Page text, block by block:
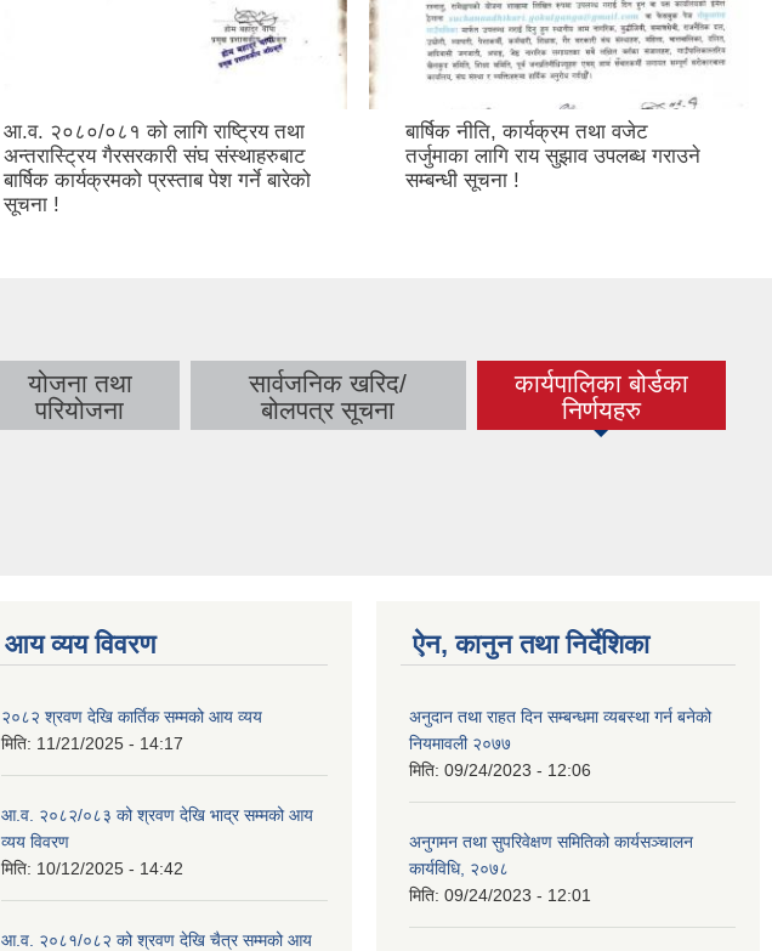
आ.व. २०८०/०८१ को लागि राष्ट्रिय तथा
अन्तरास्ट्रिय गैरसरकारी संघ संस्थाहरुबाट
बार्षिक कार्यक्रमको प्रस्ताब पेश गर्ने बारेको
सूचना !
बार्षिक नीति, कार्यक्रम तथा वजेट
तर्जुमाका लागि राय सुझाव उपलब्ध गराउने
सम्बन्धी सूचना !
योजना तथा
परियोजना
सार्वजनिक खरिद/
बोलपत्र सूचना
कार्यपालिका बोर्डका
निर्णयहरु
(active tab)
आय व्यय विवरण
२०८२ श्रवण देखि कार्तिक सम्मको आय व्यय
मिति: 11/21/2025 - 14:17
आ.व. २०८२/०८३ को श्रवण देखि भाद्र सम्मको आय
व्यय विवरण
मिति: 10/12/2025 - 14:42
आ.व. २०८१/०८२ को श्रवण देखि चैत्र सम्मको आय
ऐन, कानुन तथा निर्देशिका
अनुदान तथा राहत दिन सम्बन्धमा व्यबस्था गर्न बनेको
नियमावली २०७७
मिति: 09/24/2023 - 12:06
अनुगमन तथा सुपरिवेक्षण समितिको कार्यसञ्चालन
कार्यविधि, २०७८
मिति: 09/24/2023 - 12:01